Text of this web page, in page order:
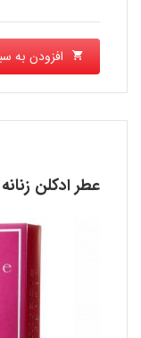
افزودن به